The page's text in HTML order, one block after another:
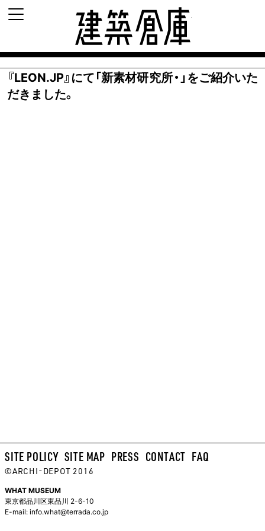
『LEON.JP』にて「新素材研究所・」をご紹介いた
だきました。
SITE POLICY SITE MAP PRESS CONTACT FAQ
©ARCHI-DEPOT 2016
WHAT MUSEUM
東京都品川区東品川 2-6-10
E-mail:info.what@terrada.co.jp